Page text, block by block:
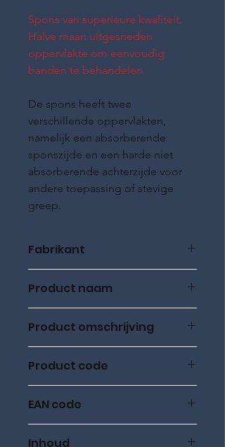
Spons van superieure kwaliteit.
Halve maan uitgesneden
oppervlakte om eenvoudig
banden te behandelen.
De spons heeft twee
verschillende oppervlakten,
namelijk een absorberende
sponszijde en een harde niet
absorberende achterzijde voor
andere toepassing of stevige
greep.
Fabrikant
Product naam
Product omschrijving
Product code
EAN code
Inhoud